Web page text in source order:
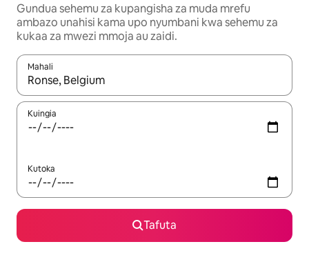
Gundua sehemu za kupangisha za muda mrefu
ambazo unahisi kama upo nyumbani kwa sehemu za
kukaa za mwezi mmoja au zaidi.
Mahali
Wakati matokeo yanapatikana, vinjari kwa kutumia vitufe vya
Kuingia
Kutoka
Tafuta